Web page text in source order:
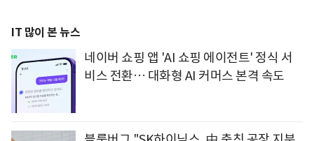
IT 많이 본 뉴스
네이버 쇼핑 앱 'AI 쇼핑 에이전트' 정식 서
비스 전환… 대화형 AI 커머스 본격 속도